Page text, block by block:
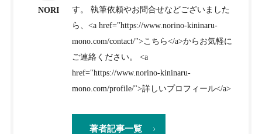
NORI
す。 執筆依頼やお問合せなどございました
ら、<a href="https://www.norino-kininaru-
mono.com/contact/">こちら</a>からお気軽に
ご連絡ください。 <a
href="https://www.norino-kininaru-
mono.com/profile/">詳しいプロフィール</a>
著者記事一覧